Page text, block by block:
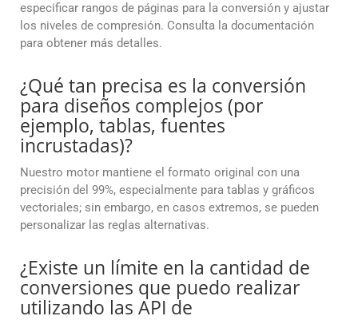
especificar rangos de páginas para la conversión y ajustar
los niveles de compresión. Consulta la documentación
para obtener más detalles.
¿Qué tan precisa es la conversión
para diseños complejos (por
ejemplo, tablas, fuentes
incrustadas)?
Nuestro motor mantiene el formato original con una
precisión del 99%, especialmente para tablas y gráficos
vectoriales; sin embargo, en casos extremos, se pueden
personalizar las reglas alternativas.
¿Existe un límite en la cantidad de
conversiones que puedo realizar
utilizando las API de